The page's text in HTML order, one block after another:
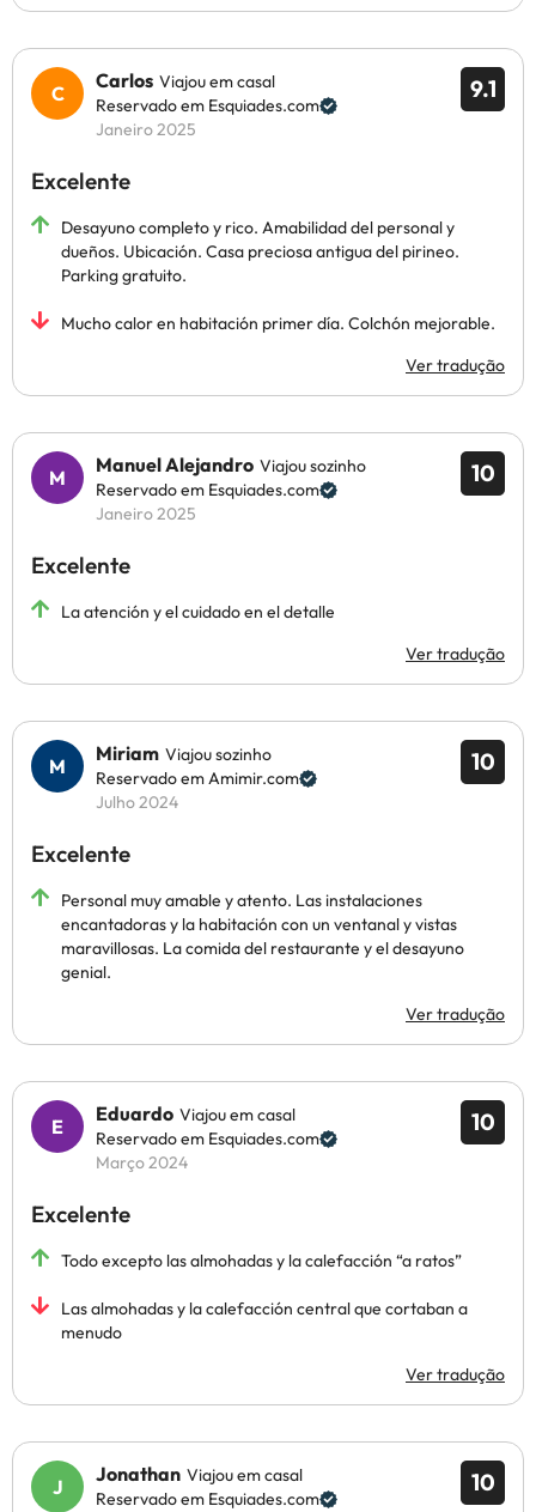
9.1
Carlos Viajou em casal
Reservado em Esquiades.com
Janeiro 2025
Excelente
Desayuno completo y rico. Amabilidad del personal y
dueños. Ubicación. Casa preciosa antigua del pirineo.
Parking gratuito.
Mucho calor en habitación primer día. Colchón mejorable.
Ver tradução
10
Manuel Alejandro Viajou sozinho
Reservado em Esquiades.com
Janeiro 2025
Excelente
La atención y el cuidado en el detalle
Ver tradução
10
Miriam Viajou sozinho
Reservado em Amimir.com
Julho 2024
Excelente
Personal muy amable y atento. Las instalaciones
encantadoras y la habitación con un ventanal y vistas
maravillosas. La comida del restaurante y el desayuno
genial.
Ver tradução
10
Eduardo Viajou em casal
Reservado em Esquiades.com
Março 2024
Excelente
Todo excepto las almohadas y la calefacción “a ratos”
Las almohadas y la calefacción central que cortaban a
menudo
Ver tradução
10
Jonathan Viajou em casal
Reservado em Esquiades.com